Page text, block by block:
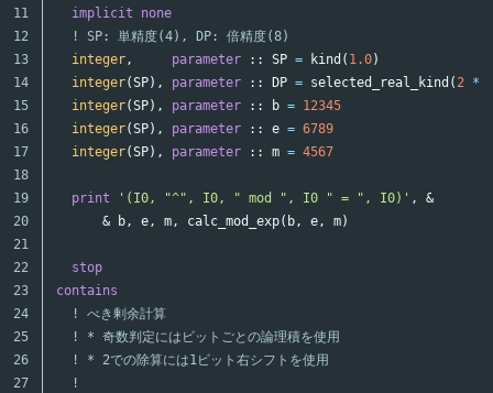
11
12
13
14
15
16
17
18
19
20
21
22
23
24
25
26
27
implicit
none
! SP: 単精度(4), DP: 倍精度(8)
integer, parameter :: SP = kind ( 1.0)
integer(SP), parameter :: DP = selected_real_kind ( 2 *
integer(SP), parameter :: b = 12345
integer(SP), parameter :: e = 6789
integer(SP), parameter :: m = 4567
print '(I0, "^", I0, " mod ", I0 " = ", I0)' ,
&
&
b, e, m, calc_mod_exp( b, e, m)
stop
contains
! べき剰余計算
! * 奇数判定にはビットごとの論理積を使用
! * 2での除算には1ビット右シフトを使用
!